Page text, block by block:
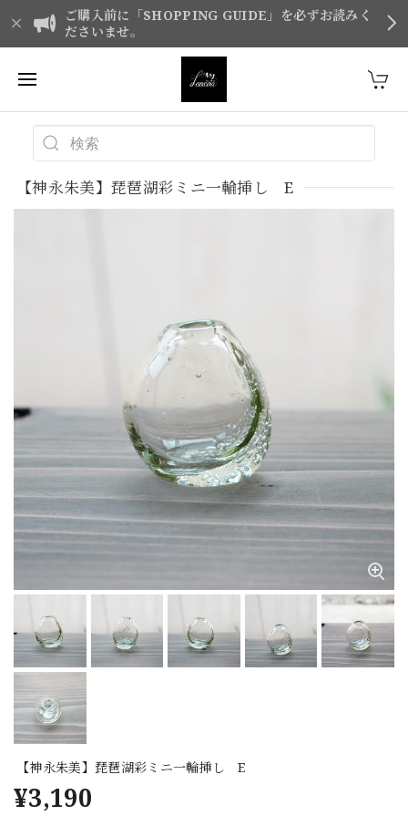
ご購入前に「SHOPPING GUIDE」を必ずお読みく
ださいませ。
【神永朱美】琵琶湖彩ミニ一輪挿し E
【神永朱美】琵琶湖彩ミニ一輪挿し E
¥3,190